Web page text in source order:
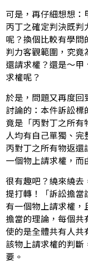
可是，再仔細想想：
丙丁之確定判決既
呢？換個比較有學
判力客觀範圍，究竟
還請求權？還是～甲
求權呢？
於是，問題又再度回
討論的：本件訴訟
竟是「丙對丁之所
人均有自己單獨、
丙對丁之所有物返
一個物上請求權，而
很有趣吧？繞來繞去
提打轉！「訴訟擔當
有一個物上請求權，
擔當的理論，每個共
使的是全體共有人共
該物上請求權的判
要。